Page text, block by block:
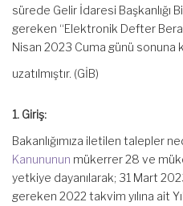
sürede Gelir İdaresi Başkanlığı
gereken “Elektronik Defter
Nisan 2023 Cuma günü sonuna
uzatılmıştır. (GİB)
1. Giriş:
Bakanlığımıza iletilen talepler
Kanununun mükerrer 28 ve
yetkiye dayanılarak; 31 Mart
gereken 2022 takvim yılına ait